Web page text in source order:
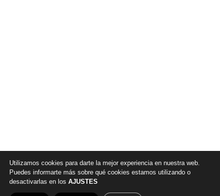
© 2026 |Política de privacidad|Aviso legal
Utilizamos cookies para darte la mejor experiencia en nuestra web.
Puedes informarte más sobre qué cookies estamos utilizando o
desactivarlas en los AJUSTES